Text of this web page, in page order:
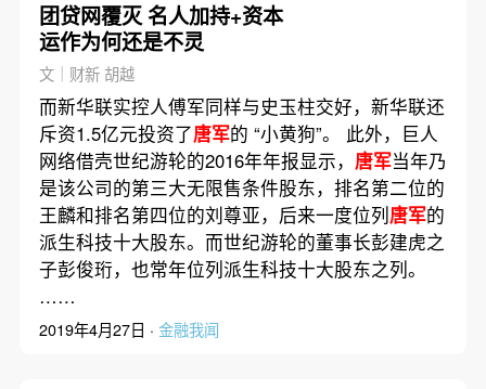
团贷网覆灭 名人加持+资本
运作为何还是不灵
文｜财新 胡越
而新华联实控人傅军同样与史玉柱交好，新华联还
斥资1.5亿元投资了唐军的 “小黄狗”。 此外，巨人
网络借壳世纪游轮的2016年年报显示， 唐军当年乃
是该公司的第三大无限售条件股东，排名第二位的
王麟和排名第四位的刘尊亚，后来一度位列唐军的
派生科技十大股东。而世纪游轮的董事长彭建虎之
子彭俊珩，也常年位列派生科技十大股东之列。
……
2019年4月27日 · 金融我闻